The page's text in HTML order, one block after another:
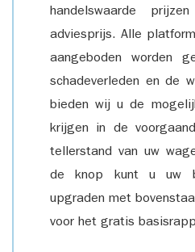
handelswaarde
adviesprijs. Alle
aangeboden worden
schadeverleden en de
bieden wij u de
krijgen in de
tellerstand van uw
de knop kunt u uw
upgraden met
voor het gratis